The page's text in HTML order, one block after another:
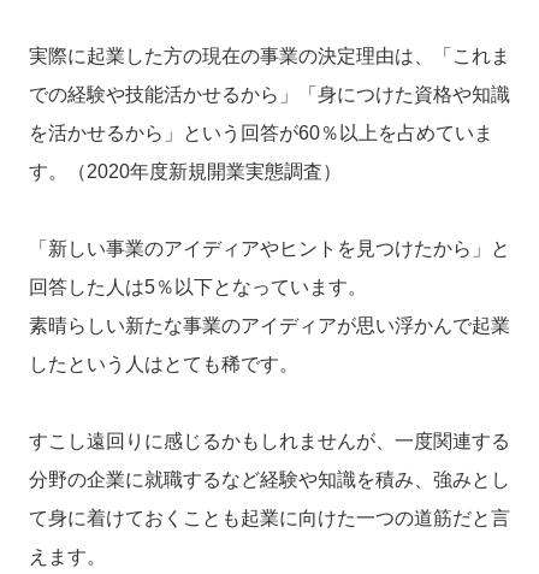
実際に起業した方の現在の事業の決定理由は、「これま
での経験や技能活かせるから」「身につけた資格や知識
を活かせるから」という回答が60％以上を占めていま
す。（2020年度新規開業実態調査）
「新しい事業のアイディアやヒントを見つけたから」と
回答した人は5％以下となっています。
素晴らしい新たな事業のアイディアが思い浮かんで起業
したという人はとても稀です。
すこし遠回りに感じるかもしれませんが、一度関連する
分野の企業に就職するなど経験や知識を積み、強みとし
て身に着けておくことも起業に向けた一つの道筋だと言
えます。